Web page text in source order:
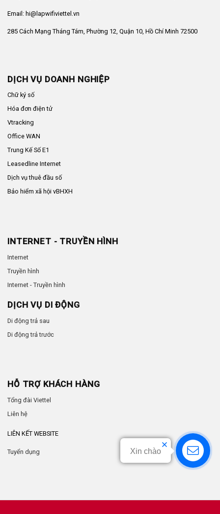
Email: hi@lapwifiviettel.vn
285 Cách Mạng Tháng Tám, Phường 12, Quận 10, Hồ Chí Minh 72500
DỊCH VỤ DOANH NGHIỆP
Chữ ký số
Hóa đơn điện tử
Vtracking
Office WAN
Trung Kế Số E1
Leasedline Internet
Dịch vụ thuê đầu số
Bảo hiểm xã hội vBHXH
INTERNET - TRUYỀN HÌNH
Internet
Truyền hình
Internet - Truyền hình
DỊCH VỤ DI ĐỘNG
Di động trả sau
Di động trả trước
HỖ TRỢ KHÁCH HÀNG
Tổng đài Viettel
Liên hệ
LIÊN KẾT WEBSITE
Tuyển dụng Xin chào